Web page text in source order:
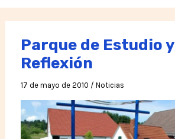
Parque de Estudio y
Reflexión
17 de mayo de 2010 / Noticias